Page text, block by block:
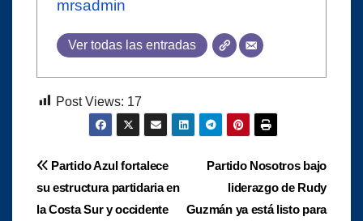
mrsadmin
Ver todas las entradas
Post Views: 17
Navegación
de
Partido Nosotros bajo
liderazgo de Rudy
Guzmán ya está listo para
Partido Azul fortalece
su estructura partidaria en
la Costa Sur y occidente